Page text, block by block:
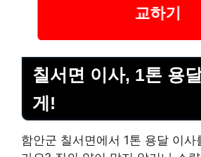
교하기
칠서면 이사, 1톤 용
게!
함안군 칠서면에서 1톤 용달 이사